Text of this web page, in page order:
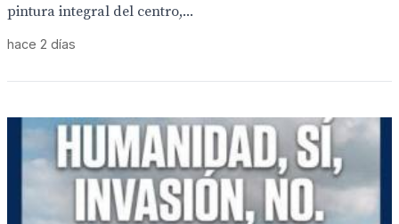
pintura integral del centro,...
hace 2 días